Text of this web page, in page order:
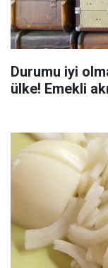
Durumu iyi
ülke! Emekli